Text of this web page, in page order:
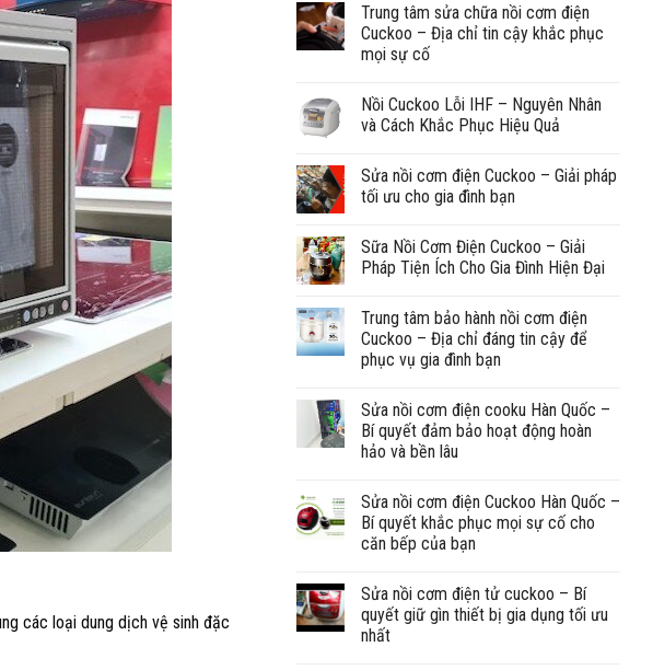
các loại dung dịch vệ sinh đặc
Trung tâm sửa chữa nồi cơm điện
Cuckoo – Địa chỉ tin cậy khắc phục
mọi sự cố
Nồi Cuckoo Lỗi IHF – Nguyên Nhân
và Cách Khắc Phục Hiệu Quả
Sửa nồi cơm điện Cuckoo – Giải pháp
tối ưu cho gia đình bạn
Sữa Nồi Cơm Điện Cuckoo – Giải
Pháp Tiện Ích Cho Gia Đình Hiện Đại
Trung tâm bảo hành nồi cơm điện
Cuckoo – Địa chỉ đáng tin cậy để
phục vụ gia đình bạn
Sửa nồi cơm điện cooku Hàn Quốc –
Bí quyết đảm bảo hoạt động hoàn
hảo và bền lâu
Sửa nồi cơm điện Cuckoo Hàn Quốc –
Bí quyết khắc phục mọi sự cố cho
căn bếp của bạn
Sửa nồi cơm điện tử cuckoo – Bí
quyết giữ gìn thiết bị gia dụng tối ưu
nhất